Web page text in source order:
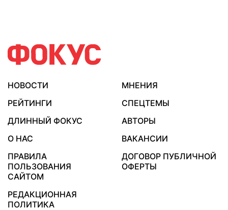
НОВОСТИ
МНЕНИЯ
РЕЙТИНГИ
СПЕЦТЕМЫ
ДЛИННЫЙ ФОКУС
АВТОРЫ
О НАС
ВАКАНСИИ
ПРАВИЛА
ПОЛЬЗОВАНИЯ
САЙТОМ
ДОГОВОР ПУБЛИЧНОЙ
ОФЕРТЫ
РЕДАКЦИОННАЯ
ПОЛИТИКА